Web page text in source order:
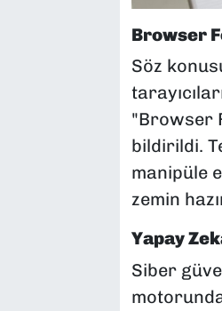
Browser
Söz
"Browser
bildirildi.
manipüle
zemin
Yapay
Siber